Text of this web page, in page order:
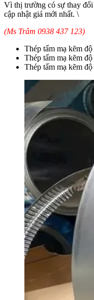
Vì thị trường có sự thay
cập nhật giá mới nhất. \
(Ms Trâm 0938 437 123)
Thép tấm mạ kẽm
Thép tấm mạ kẽm
Thép tấm mạ kẽm